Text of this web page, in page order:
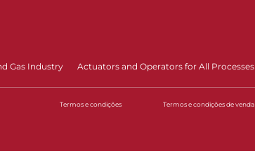
Gas Industry Actuators and Operators for All Processes
Termos e condições Termos e condições de venda